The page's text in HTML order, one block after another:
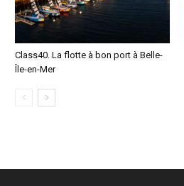
Class40. La flotte à bon port à Belle-
Île-en-Mer